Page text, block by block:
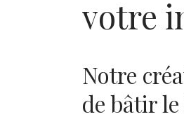
votre
Notre
de bâtir